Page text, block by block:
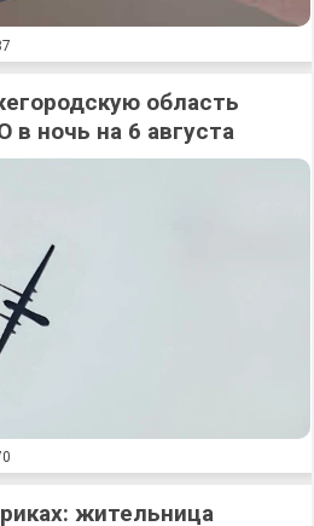
область
ночь на 6 августа
жительница